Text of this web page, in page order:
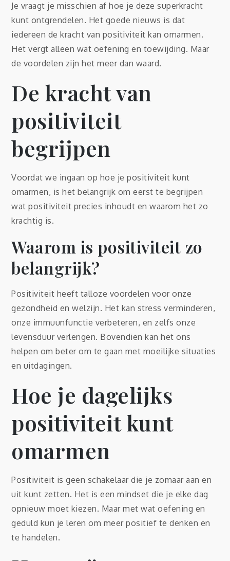
Je vraagt je misschien af hoe je deze superkracht
kunt ontgrendelen. Het goede nieuws is dat
iedereen de kracht van positiviteit kan omarmen.
Het vergt alleen wat oefening en toewijding. Maar
de voordelen zijn het meer dan waard.
De kracht van
positiviteit
begrijpen
Voordat we ingaan op hoe je positiviteit kunt
omarmen, is het belangrijk om eerst te begrijpen
wat positiviteit precies inhoudt en waarom het zo
krachtig is.
Waarom is positiviteit zo
belangrijk?
Positiviteit heeft talloze voordelen voor onze
gezondheid en welzijn. Het kan stress verminderen,
onze immuunfunctie verbeteren, en zelfs onze
levensduur verlengen. Bovendien kan het ons
helpen om beter om te gaan met moeilijke situaties
en uitdagingen.
Hoe je dagelijks
positiviteit kunt
omarmen
Positiviteit is geen schakelaar die je zomaar aan en
uit kunt zetten. Het is een mindset die je elke dag
opnieuw moet kiezen. Maar met wat oefening en
geduld kun je leren om meer positief te denken en
te handelen.